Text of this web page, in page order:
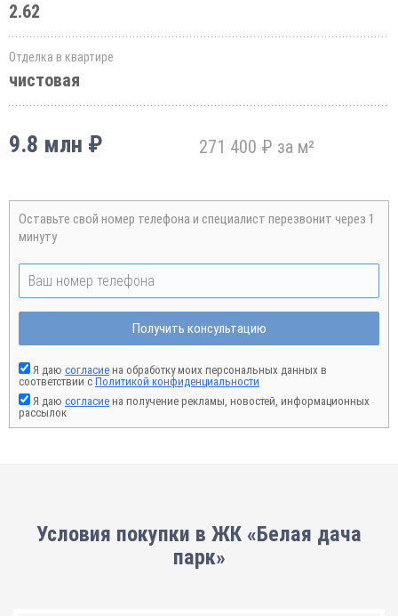
2.62
Отделка в квартире
чистовая
9.8 млн ₽ 271 400 ₽ за м²
Оставьте свой номер телефона и специалист перезвонит через 1
минуту
Получить консультацию
Я даю согласие на обработку моих персональных данных в
соответствии с Политикой конфиденциальности
Я даю согласие на получение рекламы, новостей, информационных
рассылок
Условия покупки в ЖК «Белая дача
парк»